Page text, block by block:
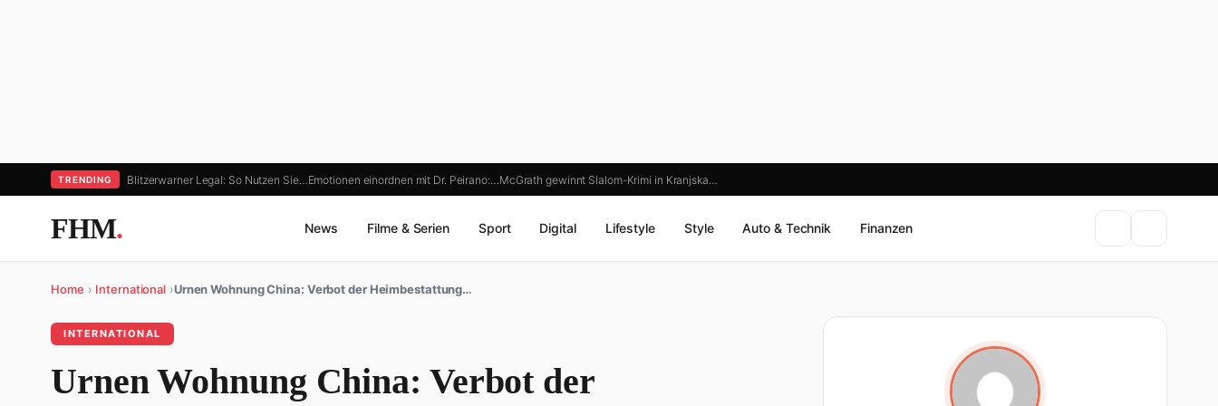
TRENDING Blitzerwarner Legal: So Nutzen Sie… Emotionen einordnen mit Dr. Peirano:… McGrath gewinnt Slalom-Krimi in Kranjska…
FHM. News Filme & Serien Sport Digital Lifestyle Style Auto & Technik Finanzen
Home › International ›Urnen Wohnung China: Verbot der Heimbestattung…
INTERNATIONAL
Urnen Wohnung China: Verbot der